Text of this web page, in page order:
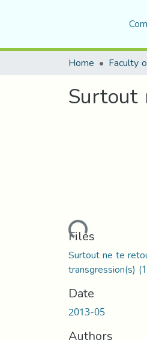
Home
Surtout
Loading...
Files
Surtout ne te
transgression(s)
Date
2013-05